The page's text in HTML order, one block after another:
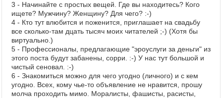
3 - Начинайте с простых вещей. Где вы находитесь? Кого
ищете? Мужчину? Женщину? Для чего? :-)
4 - Кто тут влюбится и поженится, приглашает на свадьбу
все сколько-там дцать тысяч моих читателей ;-) (Хотя бы
виртуально.)
5 - Профессионалы, предлагающие "эроуслуги за деньги" из
этого поста будут забанены, сорри. :-) У нас тут большой и
чистый сеновал. :-)
6 - Знакомиться можно для чего угодно (личного) и с кем
угодно. Всех, кому чье-то объявление не нравится, прошу
молча проходить мимо. Моралисты, фашисты, расисты,